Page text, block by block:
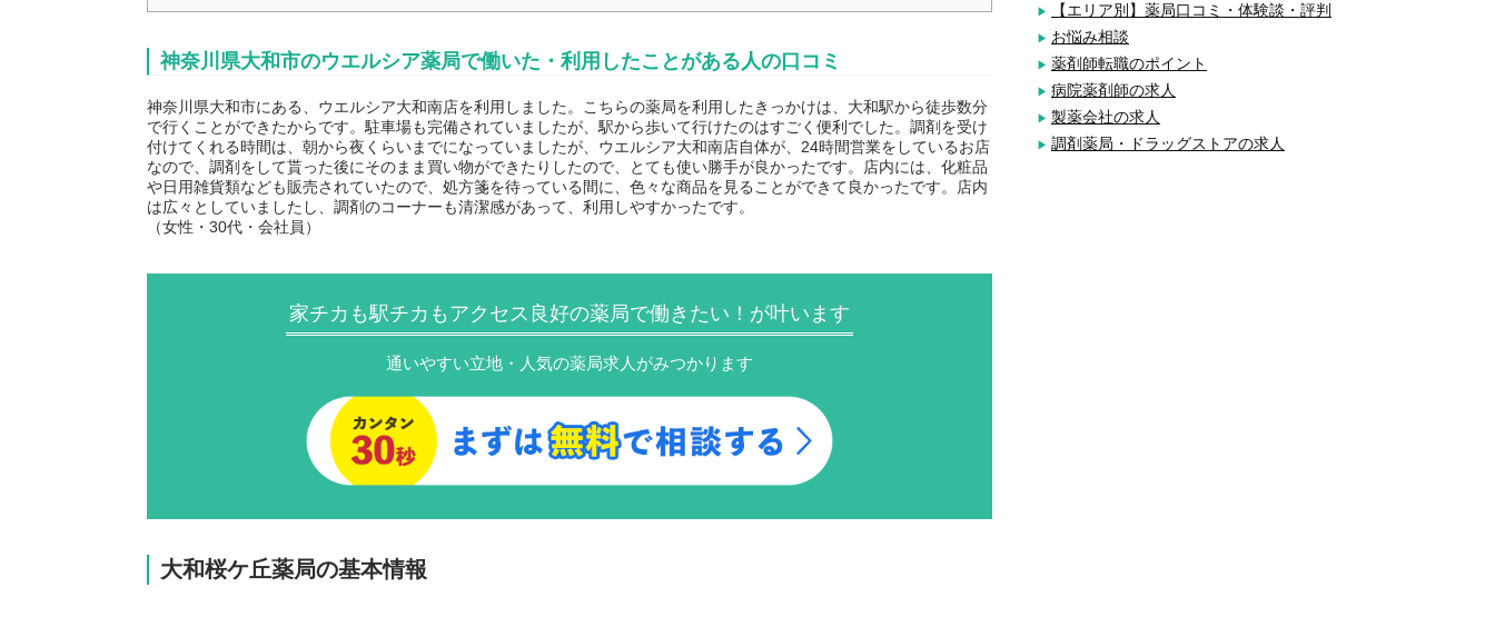
神奈川県大和市のウエルシア薬局で働いた・利用したことがある人の口コミ
神奈川県大和市にある、ウエルシア大和南店を利用しました。こちらの薬局を利用したきっかけは、大和駅から徒歩数分
で行くことができたからです。駐車場も完備されていましたが、駅から歩いて行けたのはすごく便利でした。調剤を受け
付けてくれる時間は、朝から夜くらいまでになっていましたが、ウエルシア大和南店自体が、24時間営業をしているお店
なので、調剤をして貰った後にそのまま買い物ができたりしたので、とても使い勝手が良かったです。店内には、化粧品
や日用雑貨類なども販売されていたので、処方箋を待っている間に、色々な商品を見ることができて良かったです。店内
は広々としていましたし、調剤のコーナーも清潔感があって、利用しやすかったです。
（女性・30代・会社員）
家チカも駅チカもアクセス良好の薬局で働きたい！が叶います
通いやすい立地・人気の薬局求人がみつかります
大和桜ケ丘薬局の基本情報
【エリア別】薬局口コミ・体験談・評判
お悩み相談
薬剤師転職のポイント
病院薬剤師の求人
製薬会社の求人
調剤薬局・ドラッグストアの求人